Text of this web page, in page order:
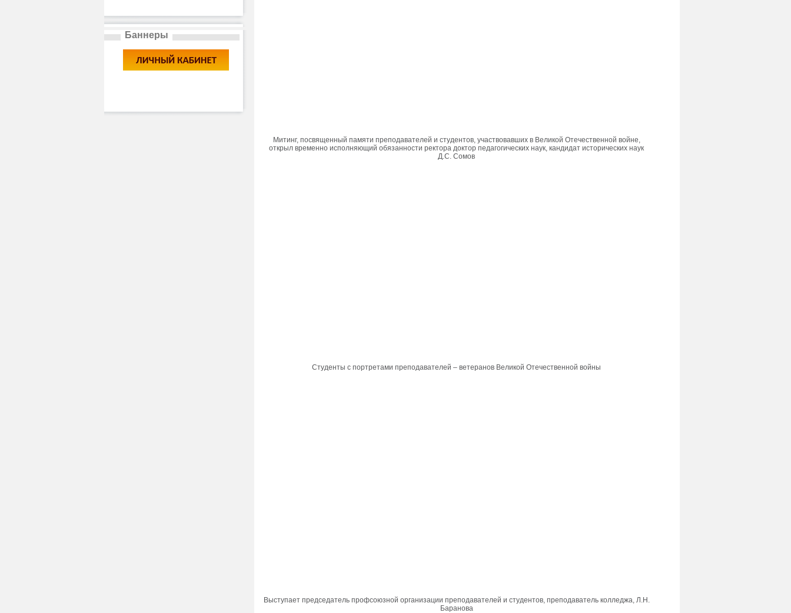
Баннеры
Митинг, посвященный памяти преподавателей и студентов, участвовавших в Великой Отечественной войне,
открыл временно исполняющий обязанности ректора доктор педагогических наук, кандидат исторических наук
Д.С. Сомов
Студенты с портретами преподавателей – ветеранов Великой Отечественной войны
Выступает председатель профсоюзной организации преподавателей и студентов, преподаватель колледжа, Л.Н.
Баранова